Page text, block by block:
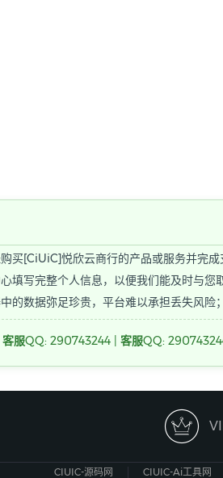
买[CiUiC]悦欣云商行的产品或服务并完
填写完整个人信息，以便我们能及时与您
的数据弥足珍贵，平台难以承担丢失风
服QQ: 290743244 | 客服QQ:

CIUIC-源码网 CIUIC-Ai工具网